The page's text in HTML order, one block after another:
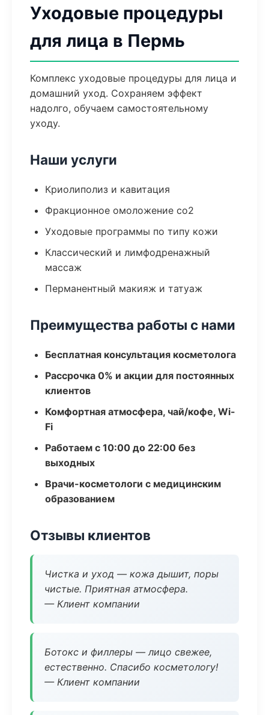
Уходовые процедуры
для лица в Пермь
Комплекс уходовые процедуры для лица и
домашний уход. Сохраняем эффект
надолго, обучаем самостоятельному
уходу.
Наши услуги
Криолиполиз и кавитация
Фракционное омоложение co2
Уходовые программы по типу кожи
Классический и лимфодренажный
массаж
Перманентный макияж и татуаж
Преимущества работы с нами
Бесплатная консультация косметолога
Рассрочка 0% и акции для постоянных
клиентов
Комфортная атмосфера, чай/кофе, Wi-
Fi
Работаем с 10:00 до 22:00 без
выходных
Врачи-косметологи с медицинским
образованием
Отзывы клиентов
Чистка и уход — кожа дышит, поры
чистые. Приятная атмосфера.
— Клиент компании
Ботокс и филлеры — лицо свежее,
естественно. Спасибо косметологу!
— Клиент компании